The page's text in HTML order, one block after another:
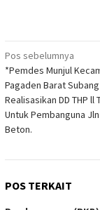
Navigasi
pos
Pos sebelumnya
*Pemdes Munjul
Pagaden Barat Subang
Realisasikan DD THP ll
Untuk Pembanguna
Beton.
POS TERKAIT